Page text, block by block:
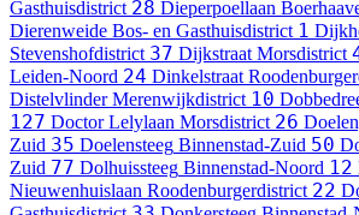
Gasthuisdistrict 28 Dieperpoellaan
Dierenweide Bos- en Gasthuisdistrict 1
Stevenshofdistrict 37 Dijkstraat Morsdistrict
Leiden-Noord 24 Dinkelstraat
Distelvlinder Merenwijkdistrict 10
127 Doctor Lelylaan Morsdistrict 26
Zuid 35 Doelensteeg Binnenstad-Zuid 50
Zuid 77 Dolhuissteeg Binnenstad-Noord 12
Nieuwenhuislaan Roodenburgerdistrict 22